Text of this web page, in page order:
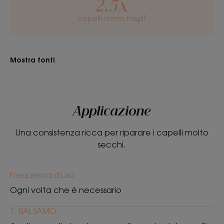
• Ristrutturante : il forte potere ristrutturante di
questi principi attivi naturali offre morbidezza e
Consistenza
Cremosa.
Cupuaçu
2.5x
capelli meno fragili¹
Mostra fonti
Applicazione
Una consistenza ricca per riparare i capelli molto
secchi.
Frequenza d'uso
Ogni volta che è necessario
1. BALSAMO